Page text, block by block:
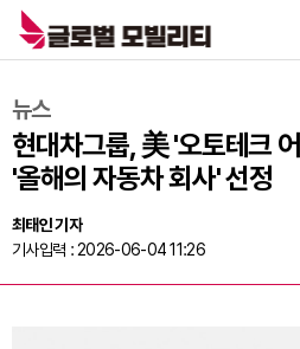
뉴스
현대차그룹, 美 '오토테크
'올해의 자동차 회사' 선정
최태인 기자
기사입력 : 2026-06-04 11:26